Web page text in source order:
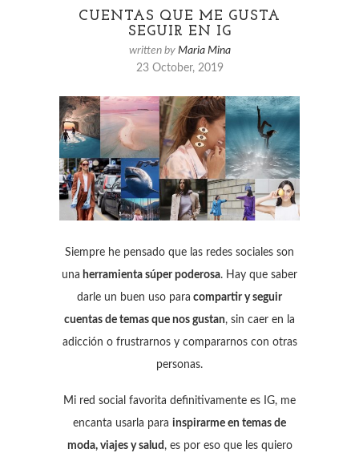
CUENTAS QUE ME GUSTA
SEGUIR EN IG
written by Maria Mina
23 October, 2019
Siempre he pensado que las redes sociales son
una herramienta súper poderosa. Hay que saber
darle un buen uso para compartir y seguir
cuentas de temas que nos gustan, sin caer en la
adicción o frustrarnos y compararnos con otras
personas.
Mi red social favorita definitivamente es IG, me
encanta usarla para inspirarme en temas de
moda, viajes y salud , es por eso que les quiero